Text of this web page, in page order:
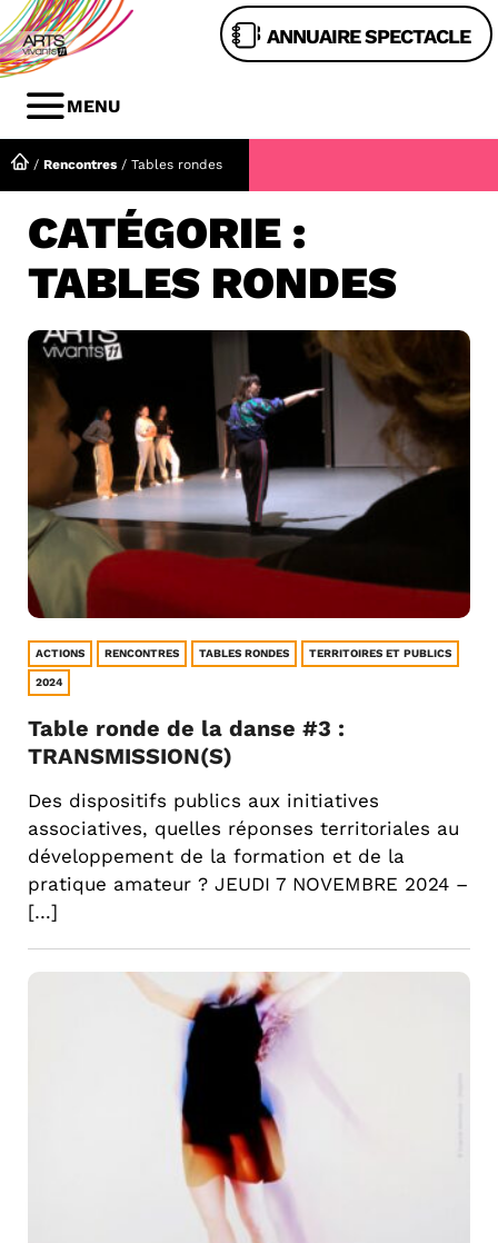
Aller
au
contenu
ANNUAIRE SPECTACLE
MENU
MENU
/ Rencontres / Tables rondes
CATÉGORIE :
TABLES RONDES
ACTIONS RENCONTRES TABLES RONDES TERRITOIRES ET PUBLICS
2024
Table ronde de la danse #3 :
TRANSMISSION(S)
Des dispositifs publics aux initiatives
associatives, quelles réponses territoriales au
développement de la formation et de la
pratique amateur ? JEUDI 7 NOVEMBRE 2024 –
[…]